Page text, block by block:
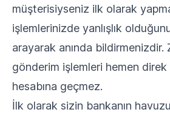
müşterisiyseniz ilk olarak
işlemlerinizde yanlışlık
arayarak anında bildirmenizdir.
gönderim işlemleri hemen direk
hesabına geçmez.
İlk olarak sizin bankanın